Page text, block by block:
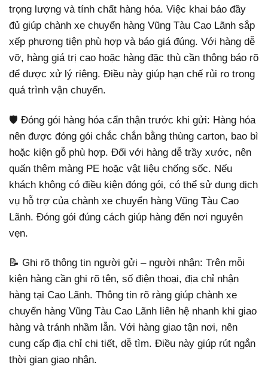
trọng lượng và tính chất hàng hóa. Việc khai báo đầy
đủ giúp chành xe chuyển hàng Vũng Tàu Cao Lãnh sắp
xếp phương tiện phù hợp và báo giá đúng. Với hàng dễ
vỡ, hàng giá trị cao hoặc hàng đặc thù cần thông báo rõ
để được xử lý riêng. Điều này giúp hạn chế rủi ro trong
quá trình vận chuyển.
🛡️ Đóng gói hàng hóa cẩn thận trước khi gửi: Hàng hóa
nên được đóng gói chắc chắn bằng thùng carton, bao bì
hoặc kiện gỗ phù hợp. Đối với hàng dễ trầy xước, nên
quấn thêm màng PE hoặc vật liệu chống sốc. Nếu
khách không có điều kiện đóng gói, có thể sử dụng dịch
vụ hỗ trợ của chành xe chuyển hàng Vũng Tàu Cao
Lãnh. Đóng gói đúng cách giúp hàng đến nơi nguyên
vẹn.
📝 Ghi rõ thông tin người gửi – người nhận: Trên mỗi
kiện hàng cần ghi rõ tên, số điện thoại, địa chỉ nhận
hàng tại Cao Lãnh. Thông tin rõ ràng giúp chành xe
chuyển hàng Vũng Tàu Cao Lãnh liên hệ nhanh khi giao
hàng và tránh nhầm lẫn. Với hàng giao tận nơi, nên
cung cấp địa chỉ chi tiết, dễ tìm. Điều này giúp rút ngắn
thời gian giao nhận.